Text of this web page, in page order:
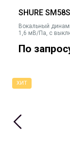
SHURE
Вокальный
1,6 мВ/Па, с
По